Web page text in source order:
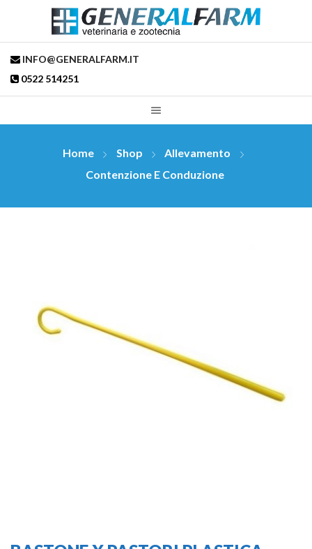
INFO@GENERALFARM.IT
0522 514251
Home Shop
Allevamento
Contenzione E Conduzione